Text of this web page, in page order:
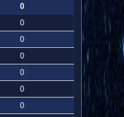
0
0
0
0
0
0
0